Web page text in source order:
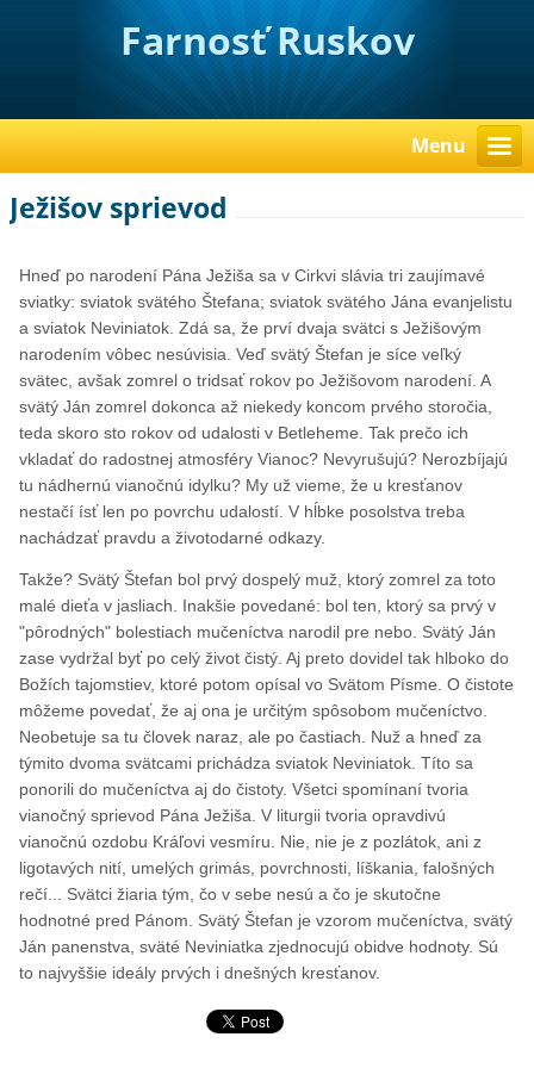
Farnosť Ruskov
Menu
Ježišov sprievod
Hneď po narodení Pána Ježiša sa v Cirkvi slávia tri zaujímavé
sviatky: sviatok svätého Štefana; sviatok svätého Jána evanjelistu
a sviatok Neviniatok. Zdá sa, že prví dvaja svätci s Ježišovým
narodením vôbec nesúvisia. Veď svätý Štefan je síce veľký
svätec, avšak zomrel o tridsať rokov po Ježišovom narodení. A
svätý Ján zomrel dokonca až niekedy koncom prvého storočia,
teda skoro sto rokov od udalosti v Betleheme. Tak prečo ich
vkladať do radostnej atmosféry Vianoc? Nevyrušujú? Nerozbíjajú
tu nádhernú vianočnú idylku? My už vieme, že u kresťanov
nestačí ísť len po povrchu udalostí. V hĺbke posolstva treba
nachádzať pravdu a životodarné odkazy.
Takže? Svätý Štefan bol prvý dospelý muž, ktorý zomrel za toto
malé dieťa v jasliach. Inakšie povedané: bol ten, ktorý sa prvý v
"pôrodných" bolestiach mučeníctva narodil pre nebo. Svätý Ján
zase vydržal byť po celý život čistý. Aj preto dovidel tak hlboko do
Božích tajomstiev, ktoré potom opísal vo Svätom Písme. O čistote
môžeme povedať, že aj ona je určitým spôsobom mučeníctvo.
Neobetuje sa tu človek naraz, ale po častiach. Nuž a hneď za
týmito dvoma svätcami prichádza sviatok Neviniatok. Títo sa
ponorili do mučeníctva aj do čistoty. Všetci spomínaní tvoria
vianočný sprievod Pána Ježiša. V liturgii tvoria opravdivú
vianočnú ozdobu Kráľovi vesmíru. Nie, nie je z pozlátok, ani z
ligotavých nití, umelých grimás, povrchnosti, líškania, falošných
rečí... Svätci žiaria tým, čo v sebe nesú a čo je skutočne
hodnotné pred Pánom. Svätý Štefan je vzorom mučeníctva, svätý
Ján panenstva, sväté Neviniatka zjednocujú obidve hodnoty. Sú
to najvyššie ideály prvých i dnešných kresťanov.